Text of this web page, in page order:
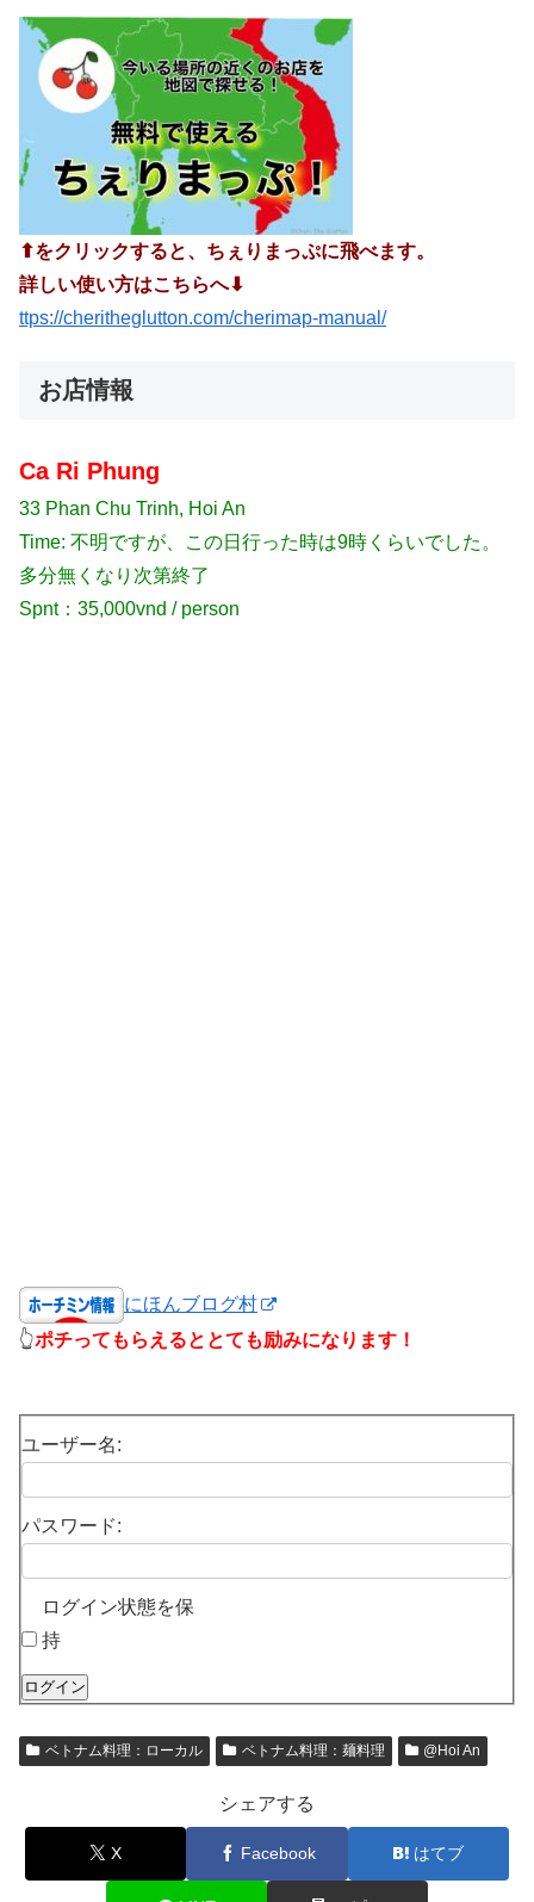
⬆︎をクリックすると、ちぇりまっぷに飛べます。
詳しい使い方はこちらへ⬇︎
ttps://cheritheglutton.com/cherimap-manual/
お店情報
Ca Ri Phung
33 Phan Chu Trinh, Hoi An
Time: 不明ですが、この日行った時は9時くらいでした。
多分無くなり次第終了
Spnt：35,000vnd / person
にほんブログ村
👆ポチってもらえるととても励みになります！
ユーザー名:
パスワード:
ログイン状態を保
持
ログイン
ベトナム料理：ローカル ベトナム料理：麺料理 @Hoi An
シェアする
X Facebook はてブ